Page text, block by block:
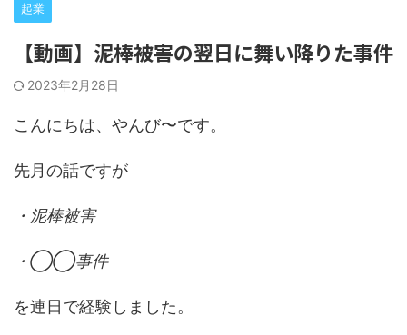
起業
【動画】泥棒被害の翌日に舞い降りた事件
2023年2月28日
こんにちは、やんび〜です。
先月の話ですが
・泥棒被害
・◯◯事件
を連日で経験しました。